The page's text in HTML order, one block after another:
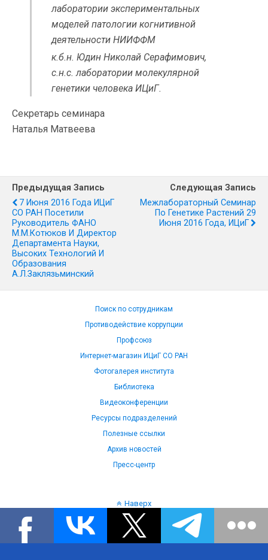
лаборатории экспериментальных
моделей патологии когнитивной
деятельности НИИФФМ
к.б.н. Юдин Николай Серафимович,
с.н.с. лаборатории молекулярной
генетики человека ИЦиГ.
Секретарь семинара
Наталья Матвеева
Предыдущая Запись
7 Июня 2016 Года ИЦиГ
СО РАН Посетили
Руководитель ФАНО
М.М.Котюков И Директор
Департамента Науки,
Высоких Технологий И
Образования
А.Л.Заклязьминский
Следующая Запись
Межлабораторный Семинар
По Генетике Растений 29
Июня 2016 Года, ИЦиГ
Поиск по сотрудникам
Противодействие коррупции
Профсоюз
Интернет-магазин ИЦиГ СО РАН
Фотогалерея института
Библиотека
Видеоконференции
Ресурсы подразделений
Полезные ссылки
Архив новостей
Пресс-центр
Наверх